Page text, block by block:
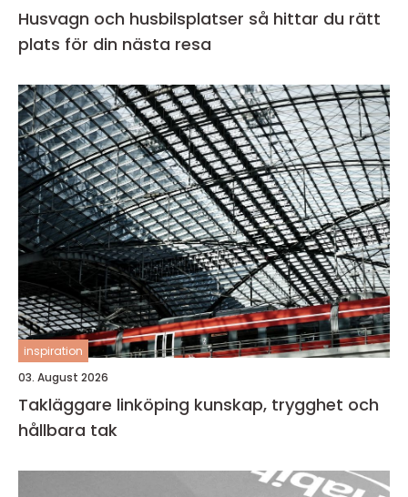
Husvagn och husbilsplatser så hittar du rätt
plats för din nästa resa
inspiration
03. August 2026
Takläggare linköping kunskap, trygghet och
hållbara tak